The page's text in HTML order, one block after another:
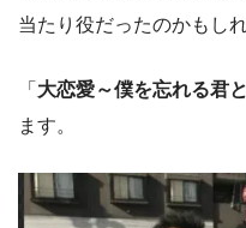
当たり役だったのかもし
「 大恋愛～僕を忘れる君と
ます。